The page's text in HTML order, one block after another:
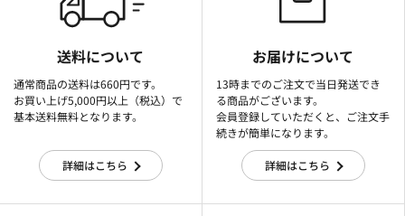
送料について
通常商品の送料は660円です。
お買い上げ5,000円以上（税込）で
基本送料無料となります。
詳細はこちら
お届けについて
13時までのご注文で当日発送でき
る商品がございます。
会員登録していただくと、ご注文手
続きが簡単になります。
詳細はこちら